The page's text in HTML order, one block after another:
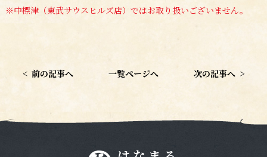
※中標津（東武サウスヒルズ店）ではお取り扱いございません。
< 前の記事へ 一覧ページへ 次の記事へ >